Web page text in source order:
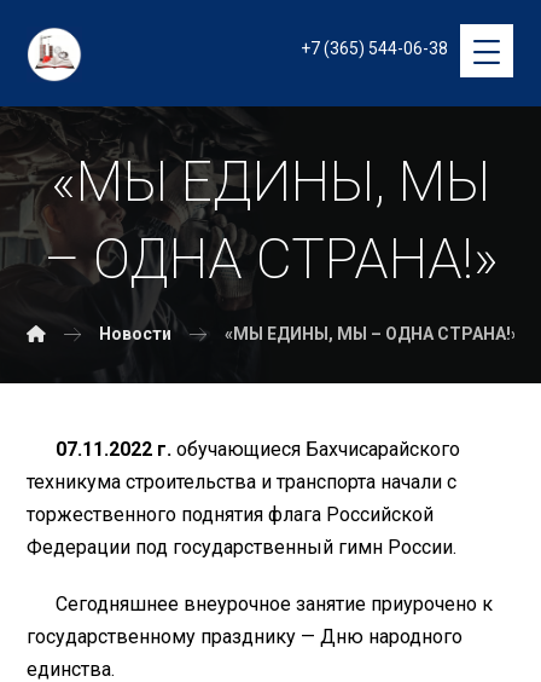
+7 (365) 544-06-38
«МЫ ЕДИНЫ, МЫ
– ОДНА СТРАНА!»
Новости «МЫ ЕДИНЫ, МЫ – ОДНА СТРАНА!»
07.11.2022 г. обучающиеся Бахчисарайского
техникума строительства и транспорта начали с
торжественного поднятия флага Российской
Федерации под государственный гимн России.
Сегодняшнее внеурочное занятие приурочено к
государственному празднику — Дню народного
единства.